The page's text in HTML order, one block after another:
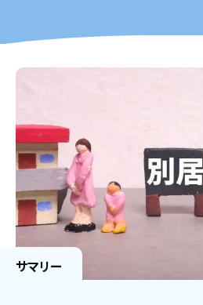
サマリー